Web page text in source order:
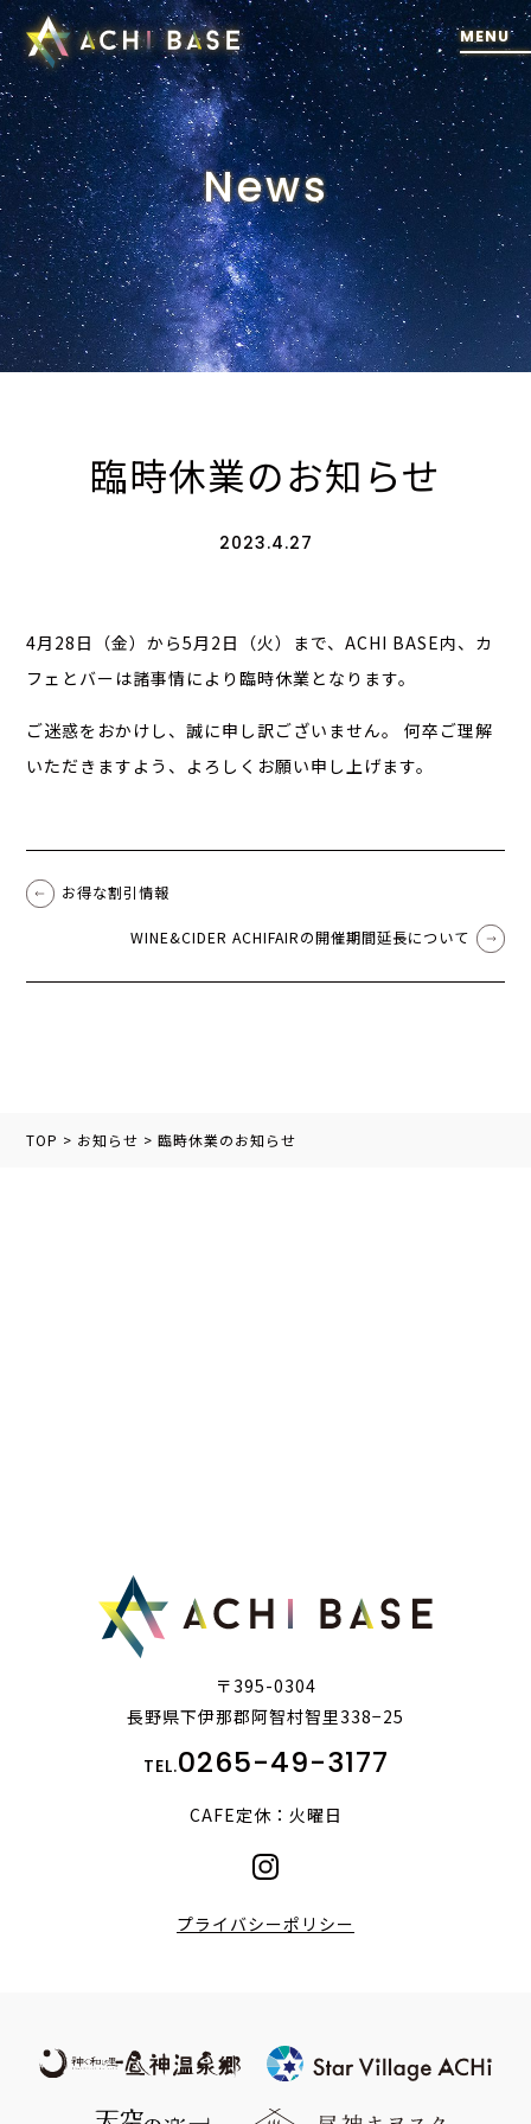
News
臨時休業のお知らせ
2023.4.27
4月28日（金）から5月2日（火）まで、ACHI BASE内、カ
フェとバーは諸事情により臨時休業となります。
ご迷惑をおかけし、誠に申し訳ございません。 何卒ご理解
いただきますよう、よろしくお願い申し上げます。
お得な割引情報
WINE&CIDER ACHIFAIRの開催期間延長について
TOP > お知らせ >臨時休業のお知らせ
〒395-0304
長野県下伊那郡阿智村智里338−25
TEL.0265-49-3177
CAFE定休：火曜日
プライバシーポリシー